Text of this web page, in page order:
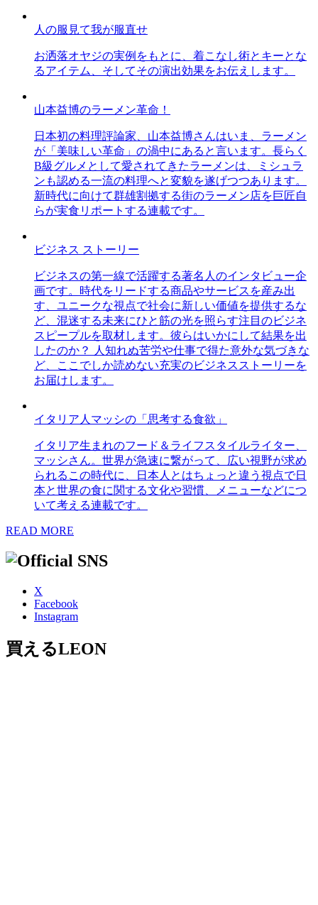
人の服見て我が服直せ
お洒落オヤジの実例をもとに、着こなし術とキーとな
るアイテム、そしてその演出効果をお伝えします。
山本益博のラーメン革命！
日本初の料理評論家、山本益博さんはいま、ラーメン
が「美味しい革命」の渦中にあると言います。長らく
B級グルメとして愛されてきたラーメンは、ミシュラ
ンも認める一流の料理へと変貌を遂げつつあります。
新時代に向けて群雄割拠する街のラーメン店を巨匠自
らが実食リポートする連載です。
ビジネス ストーリー
ビジネスの第一線で活躍する著名人のインタビュー企
画です。時代をリードする商品やサービスを産み出
す、ユニークな視点で社会に新しい価値を提供するな
ど、混迷する未来にひと筋の光を照らす注目のビジネ
スピープルを取材します。彼らはいかにして結果を出
したのか？ 人知れぬ苦労や仕事で得た意外な気づきな
ど、ここでしか読めない充実のビジネスストーリーを
お届けします。
イタリア人マッシの「思考する食欲」
イタリア生まれのフード＆ライフスタイルライター、
マッシさん。世界が急速に繋がって、広い視野が求め
られるこの時代に、日本人とはちょっと違う視点で日
本と世界の食に関する文化や習慣、メニューなどにつ
いて考える連載です。
READ MORE
X
Facebook
Instagram
買えるLEON